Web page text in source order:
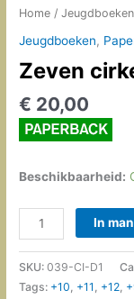
Home /Jeugdboeken
Jeugdboeken,
Zeven
€ 20,00
Beschikbaarheid:
Zeven
cirkels
aantal
In
SKU:039-CI-D1
Tags: +10, +11 , +12,